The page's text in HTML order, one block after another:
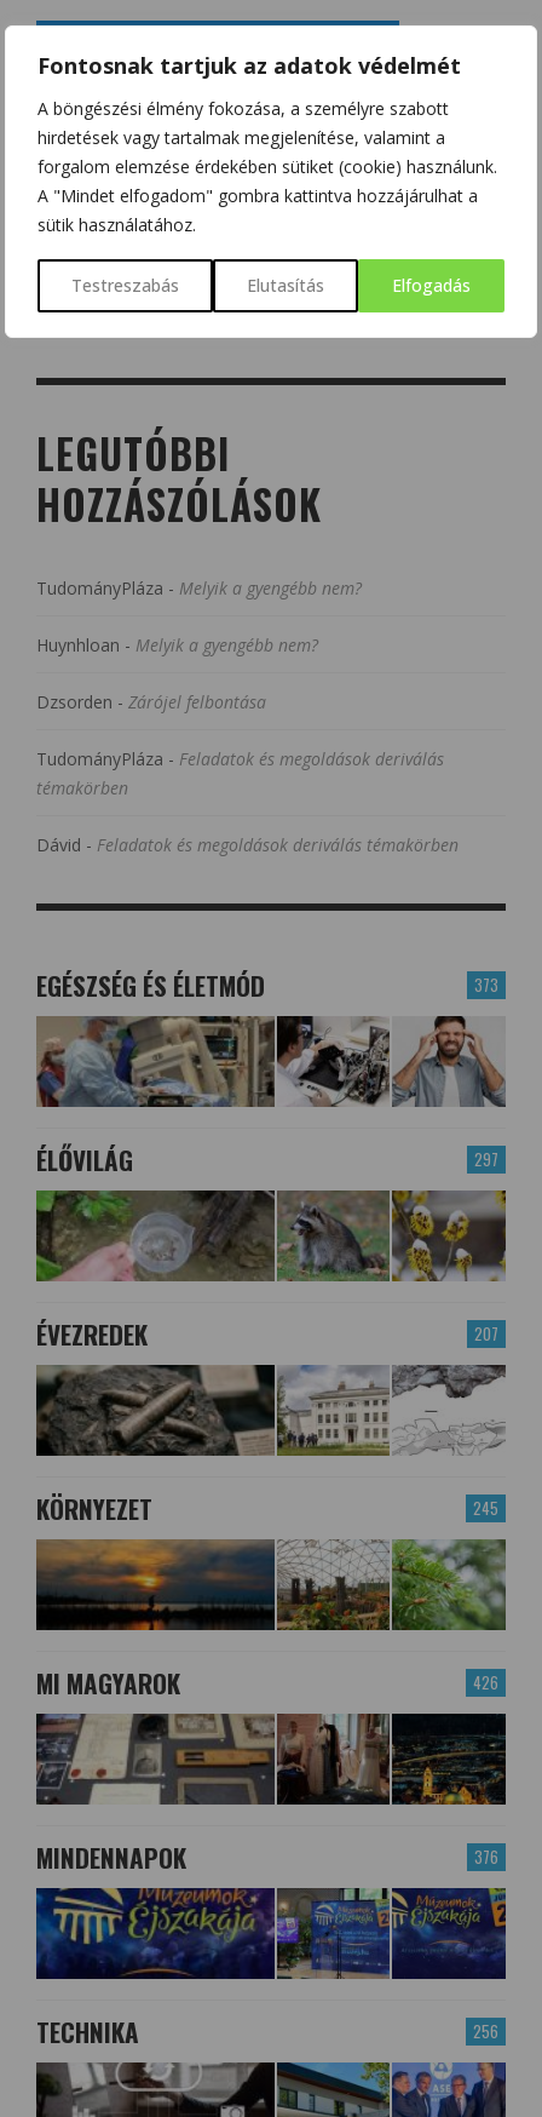
Fontosnak tartjuk az adatok védelmét
A böngészési élmény fokozása, a személyre szabott
hirdetések vagy tartalmak megjelenítése, valamint a
forgalom elemzése érdekében sütiket (cookie) használunk.
A "Mindet elfogadom" gombra kattintva hozzájárulhat a
sütik használatához.
Testreszabás Elutasítás Elfogadás
LEGUTÓBBI
HOZZÁSZÓLÁSOK
TudományPláza - Melyik a gyengébb nem?
Huynhloan - Melyik a gyengébb nem?
Dzsorden - Zárójel felbontása
TudományPláza - Feladatok és megoldások deriválás
témakörben
Dávid - Feladatok és megoldások deriválás témakörben
373
EGÉSZSÉG ÉS ÉLETMÓD
297
ÉLŐVILÁG
207
ÉVEZREDEK
245
KÖRNYEZET
426
MI MAGYAROK
376
MINDENNAPOK
256
TECHNIKA